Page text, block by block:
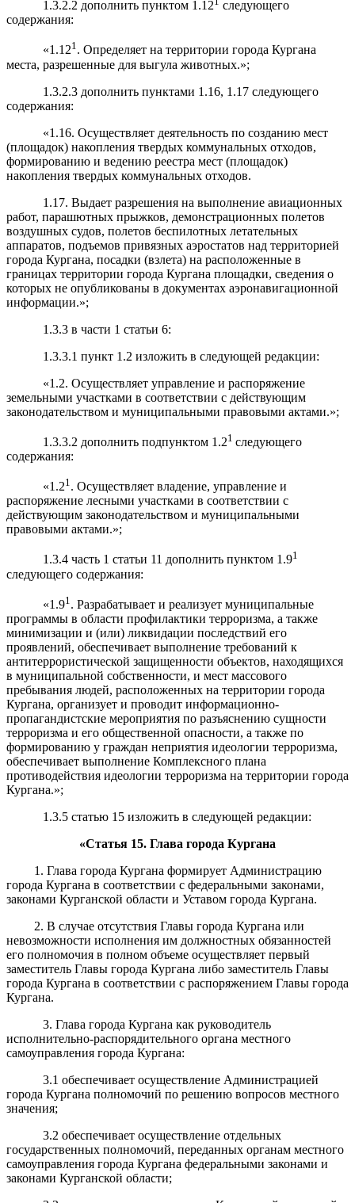
1.3.2.2 дополнить пунктом 1.12
следующего
содержания:
«1.121. Определяет на территории города Кургана
места, разрешенные для выгула животных.»;
1.3.2.3 дополнить пунктами 1.16, 1.17 следующего
содержания:
«1.16. Осуществляет деятельность по созданию мест
(площадок) накопления твердых коммунальных отходов,
формированию и ведению реестра мест (площадок)
накопления твердых коммунальных отходов.
1.17. Выдает разрешения на выполнение авиационных
работ, парашютных прыжков, демонстрационных полетов
воздушных судов, полетов беспилотных летательных
аппаратов, подъемов привязных аэростатов над территорией
города Кургана, посадки (взлета) на расположенные в
границах территории города Кургана площадки, сведения о
которых не опубликованы в документах аэронавигационной
информации.»;
1.3.3 в части 1 статьи 6:
1.3.3.1 пункт 1.2 изложить в следующей редакции:
«1.2. Осуществляет управление и распоряжение
земельными участками в соответствии с действующим
законодательством и муниципальными правовыми актами.»;
1.3.3.2 дополнить подпунктом 1.21 следующего
содержания:
«1.21 . Осуществляет владение, управление и
распоряжение лесными участками в соответствии с
действующим законодательством и муниципальными
правовыми актами.»;
1.3.4 часть 1 статьи 11 дополнить пунктом 1.91
следующего содержания:
«1.91 . Разрабатывает и реализует муниципальные
программы в области профилактики терроризма, а также
минимизации и (или) ликвидации последствий его
проявлений, обеспечивает выполнение требований к
антитеррористической защищенности объектов, находящихся
в муниципальной собственности, и мест массового
пребывания людей, расположенных на территории города
Кургана, организует и проводит информационно-
пропагандистские мероприятия по разъяснению сущности
терроризма и его общественной опасности, а также по
формированию у граждан неприятия идеологии терроризма,
обеспечивает выполнение Комплексного плана
противодействия идеологии терроризма на территории города
Кургана.»;
1.3.5 статью 15 изложить в следующей редакции:
«Статья 15. Глава города Кургана
1. Глава города Кургана формирует Администрацию
города Кургана в соответствии с федеральными законами,
законами Курганской области и Уставом города Кургана.
2. В случае отсутствия Главы города Кургана или
невозможности исполнения им должностных обязанностей
его полномочия в полном объеме осуществляет первый
заместитель Главы города Кургана либо заместитель Главы
города Кургана в соответствии с распоряжением Главы города
Кургана.
3. Глава города Кургана как руководитель
исполнительно-распорядительного органа местного
самоуправления города Кургана:
3.1 обеспечивает осуществление Администрацией
города Кургана полномочий по решению вопросов местного
значения;
3.2 обеспечивает осуществление отдельных
государственных полномочий, переданных органам местного
самоуправления города Кургана федеральными законами и
законами Курганской области;